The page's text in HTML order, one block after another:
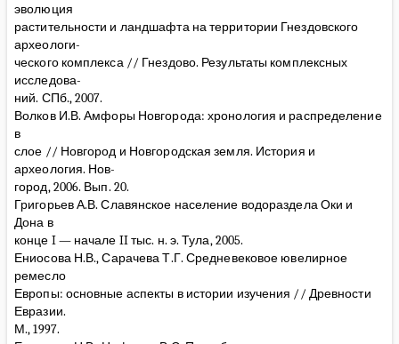
эволюция
растительности и ландшафта на территории Гнездовского
археологи-
ческого комплекса // Гнездово. Результаты комплексных
исследова-
ний. СПб., 2007.
Волков И.В. Амфоры Новгорода: хронология и распределение
в
слое // Новгород и Новгородская земля. История и
археология. Нов-
город, 2006. Вып. 20.
Григорьев А.В. Славянское население водораздела Оки и
Дона в
конце I — начале II тыс. н. э. Тула, 2005.
Ениосова Н.В., Сарачева Т.Г. Средневековое ювелирное
ремесло
Европы: основные аспекты в истории изучения // Древности
Евразии.
М., 1997.